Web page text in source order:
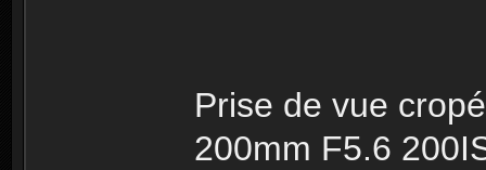
Prise de vue
200mm F5.6